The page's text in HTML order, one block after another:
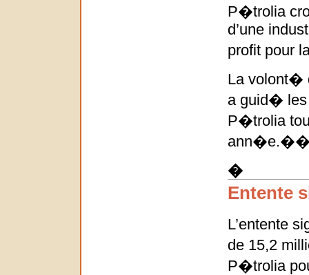
P�trolia
d’une
profit pour
La volont�
a guid�
P�trolia
�
Entente
L’entente
de 15,2
P�trolia